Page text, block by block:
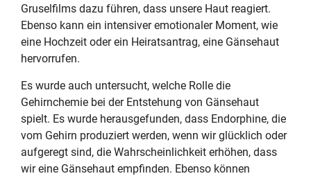
Gruselfilms dazu führen, dass unsere Haut reagiert.
Ebenso kann ein intensiver emotionaler Moment, wie
eine Hochzeit oder ein Heiratsantrag, eine Gänsehaut
hervorrufen.
Es wurde auch untersucht, welche Rolle die
Gehirnchemie bei der Entstehung von Gänsehaut
spielt. Es wurde herausgefunden, dass Endorphine, die
vom Gehirn produziert werden, wenn wir glücklich oder
aufgeregt sind, die Wahrscheinlichkeit erhöhen, dass
wir eine Gänsehaut empfinden. Ebenso können